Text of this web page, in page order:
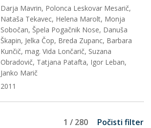
Darja Mavrin, Polonca Leskovar Mesarič,
Nataša Tekavec, Helena Marolt, Monja
Sobočan, Špela Pogačnik Nose, Danuša
Škapin, Jelka Čop, Breda Zupanc, Barbara
Kunčič, mag. Vida Lončarič, Suzana
Obradovič, Tatjana Patafta, Igor Leban,
Janko Marič
2011
1 / 280 Počisti filter